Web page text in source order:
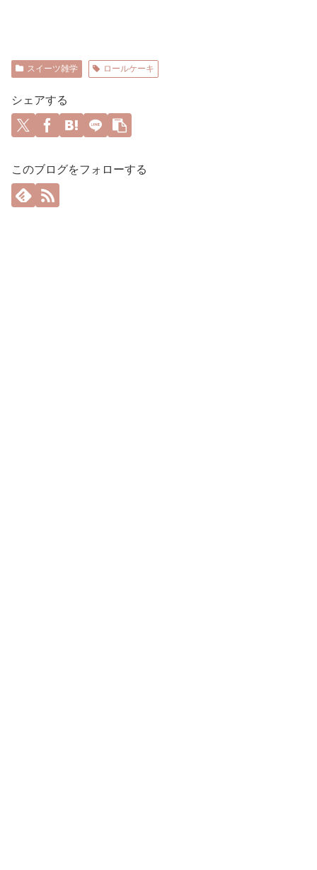
スイーツ雑学 ロールケーキ
シェアする
このブログをフォローする